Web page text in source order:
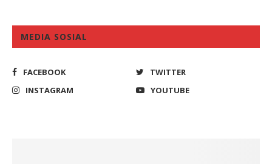
MEDIA SOSIAL
FACEBOOK
TWITTER
INSTAGRAM
YOUTUBE